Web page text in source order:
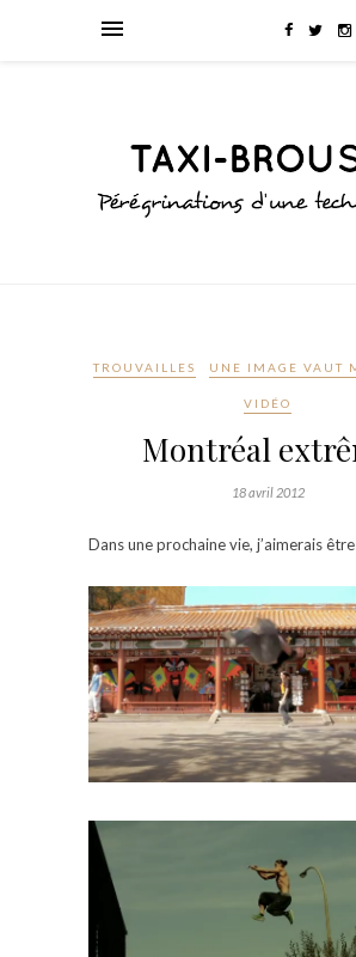
TROUVAILLES UNE IMAGE VAUT
VIDÉO
Montréal
18 avril 2012
Dans une prochaine vie, j’aimerais